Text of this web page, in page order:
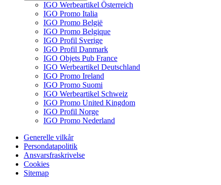
IGO Werbeartikel Österreich
IGO Promo Italia
IGO Promo België
IGO Promo Belgique
IGO Profil Sverige
IGO Profil Danmark
IGO Objets Pub France
IGO Werbeartikel Deutschland
IGO Promo Ireland
IGO Promo Suomi
IGO Werbeartikel Schweiz
IGO Promo United Kingdom
IGO Profil Norge
IGO Promo Nederland
Generelle vilkår
Persondatapolitik
Ansvarsfraskrivelse
Cookies
Sitemap